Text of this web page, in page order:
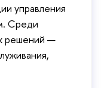
управления
Среди
решений —